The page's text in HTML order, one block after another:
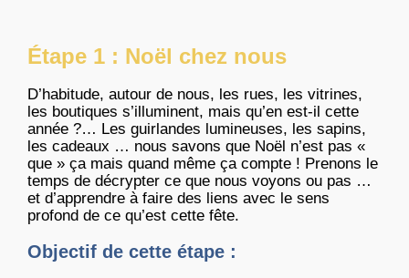
Étape 1 : Noël chez nous
D’habitude, autour de nous, les rues, les vitrines,
les boutiques s’illuminent, mais qu’en est-il cette
année ?… Les guirlandes lumineuses, les sapins,
les cadeaux … nous savons que Noël n’est pas «
que » ça mais quand même ça compte ! Prenons le
temps de décrypter ce que nous voyons ou pas …
et d’apprendre à faire des liens avec le sens
profond de ce qu’est cette fête.
Objectif de cette étape :